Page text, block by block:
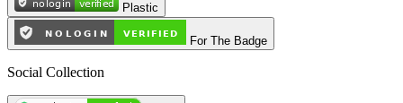
Plastic
For The Badge
Social Collection